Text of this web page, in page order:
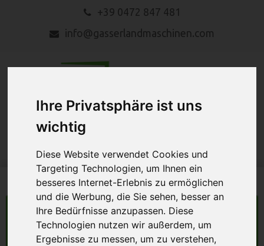
Ihre Privatsphäre ist uns
wichtig
Diese Website verwendet Cookies und
Targeting Technologien, um Ihnen ein
besseres Internet-Erlebnis zu ermöglichen
und die Werbung, die Sie sehen, besser an
Ihre Bedürfnisse anzupassen. Diese
Technologien nutzen wir außerdem, um
Ergebnisse zu messen, um zu verstehen,
+39 0472 847 481
info@gasserlandmaschinen.com
LANDMASCHINEN
Suche